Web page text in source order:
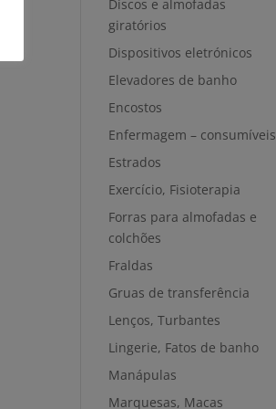
Discos e almofadas
giratórios
Dispositivos eletrónicos
Elevadores de banho
Encostos
Enfermagem – consumíveis
Estrados
Exercício, Fisioterapia
Forras para almofadas e
colchões
Fraldas
Gruas de transferência
Lenços, Turbantes
Lingerie, Fatos de banho
Manápulas
Marquesas, Macas